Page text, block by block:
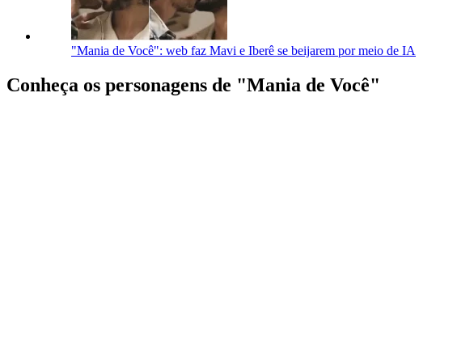
"Mania de Você": web faz Mavi e Iberê se beijarem por meio de IA
Conheça os personagens de "Mania de Você"